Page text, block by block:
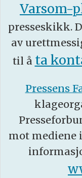
Varsom-
presseskikk.
av
til å ta
Pressens
mot mediene